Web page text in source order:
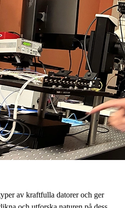
av kraftfulla datorer och ger